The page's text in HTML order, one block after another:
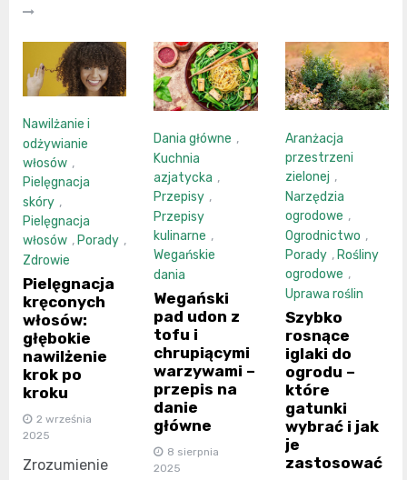
Nawilżanie i
odżywianie
włosów ,
Pielęgnacja
skóry ,
Pielęgnacja
włosów ,Porady ,
Zdrowie
Pielęgnacja
kręconych
włosów:
głębokie
nawilżenie
krok po
kroku
2 września
2025
Zrozumienie
Dania główne ,
Kuchnia
azjatycka ,
Przepisy ,
Przepisy
kulinarne ,
Wegańskie
dania
Wegański
pad udon z
tofu i
chrupiącymi
warzywami –
przepis na
danie
główne
8 sierpnia
2025
Aranżacja
przestrzeni
zielonej ,
Narzędzia
ogrodowe ,
Ogrodnictwo ,
Porady , Rośliny
ogrodowe ,
Uprawa roślin
Szybko
rosnące
iglaki do
ogrodu –
które
gatunki
wybrać i jak
je
zastosować